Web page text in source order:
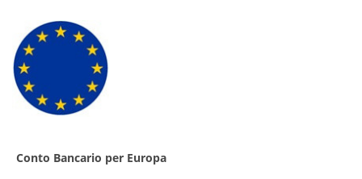
Conto Bancario per Europa